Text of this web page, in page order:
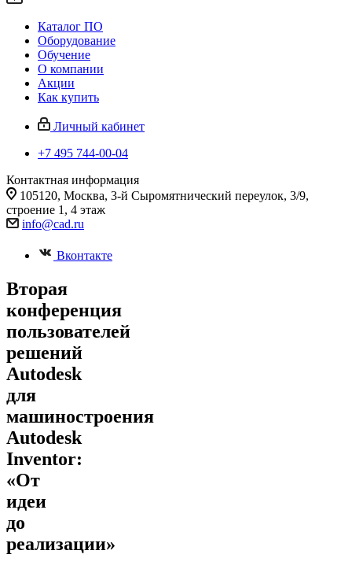
Каталог ПО
Оборудование
Обучение
О компании
Акции
Как купить
Личный кабинет
+7 495 744-00-04
Контактная информация
105120, Москва, 3-й Сыромятнический переулок, 3/9,
строение 1, 4 этаж
info@cad.ru
Вконтакте
Вторая
конференция
пользователей
решений
Autodesk
для
машиностроения
Autodesk
Inventor:
«От
идеи
до
реализации»